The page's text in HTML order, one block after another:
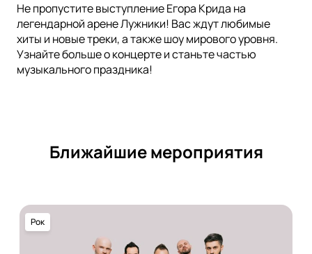
Не пропустите выступление Егора Крида на
легендарной арене Лужники! Вас ждут любимые
хиты и новые треки, а также шоу мирового уровня.
Узнайте больше о концерте и станьте частью
музыкального праздника!
Ближайшие мероприятия
Рок